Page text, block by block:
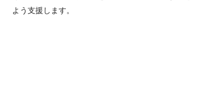
よう支援します。